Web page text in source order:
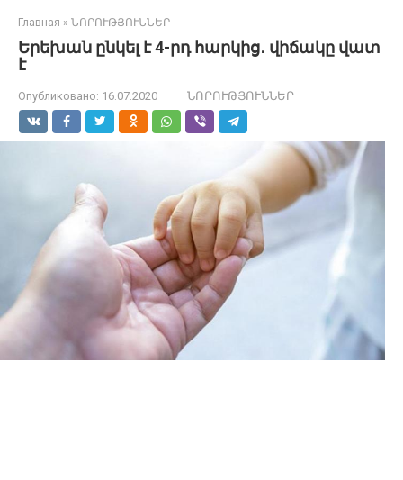
Главная » ՆՈՐՈՒԹՅՈՒՆՆԵՐ
Երեխան ընկել է 4-րդ հարկից․ վիճակը վատ
է
Опубликовано: 16.07.2020 ՆՈՐՈՒԹՅՈՒՆՆԵՐ